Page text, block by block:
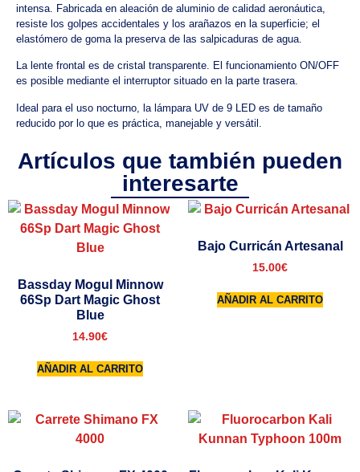
intensa. Fabricada en aleación de aluminio de calidad aeronáutica,
resiste los golpes accidentales y los arañazos en la superficie; el
elastómero de goma la preserva de las salpicaduras de agua.
La lente frontal es de cristal transparente. El funcionamiento ON/OFF
es posible mediante el interruptor situado en la parte trasera.
Ideal para el uso nocturno, la lámpara UV de 9 LED es de tamaño
reducido por lo que es práctica, manejable y versátil.
Artículos que también pueden
interesarte
Bassday Mogul Minnow
66Sp Dart Magic Ghost
Blue
14.90€
AÑADIR AL CARRITO
Bajo Curricán Artesanal
15.00€
AÑADIR AL CARRITO